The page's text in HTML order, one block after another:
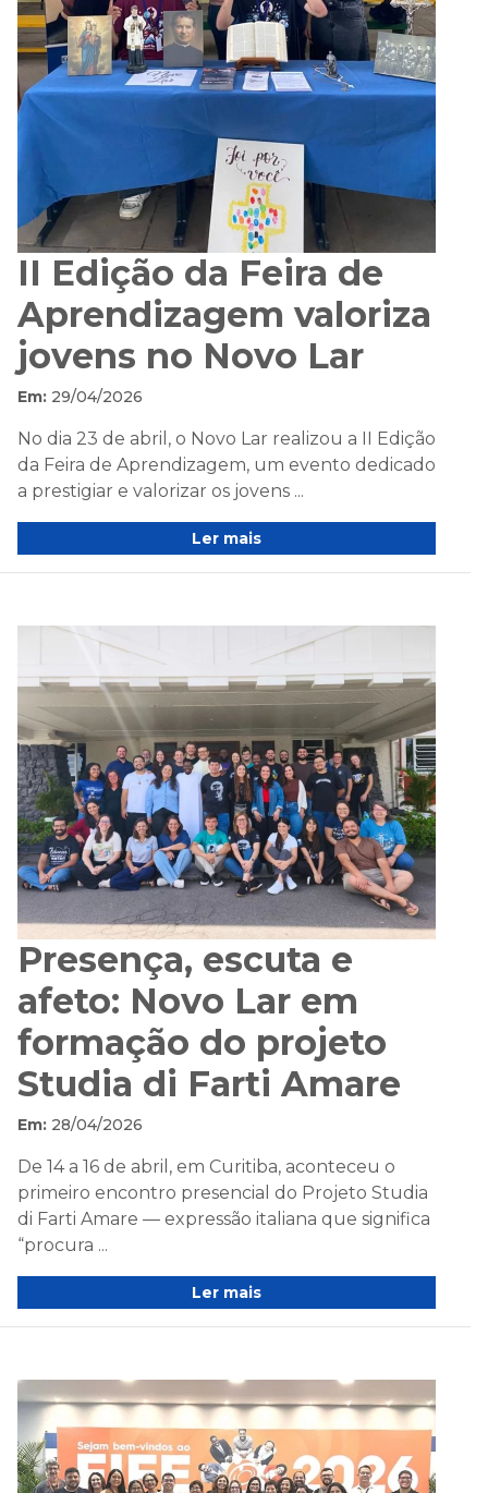
II Edição da Feira de
Aprendizagem valoriza
jovens no Novo Lar
Em: 29/04/2026
No dia 23 de abril, o Novo Lar realizou a II Edição
da Feira de Aprendizagem, um evento dedicado
a prestigiar e valorizar os jovens ...
Ler mais
Presença, escuta e
afeto: Novo Lar em
formação do projeto
Studia di Farti Amare
Em: 28/04/2026
De 14 a 16 de abril, em Curitiba, aconteceu o
primeiro encontro presencial do Projeto Studia
di Farti Amare — expressão italiana que significa
“procura ...
Ler mais